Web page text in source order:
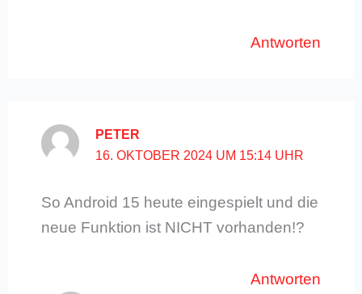
Antworten
PETER
16. OKTOBER 2024 UM 15:14 UHR
So Android 15 heute eingespielt und die
neue Funktion ist NICHT vorhanden!?
Antworten